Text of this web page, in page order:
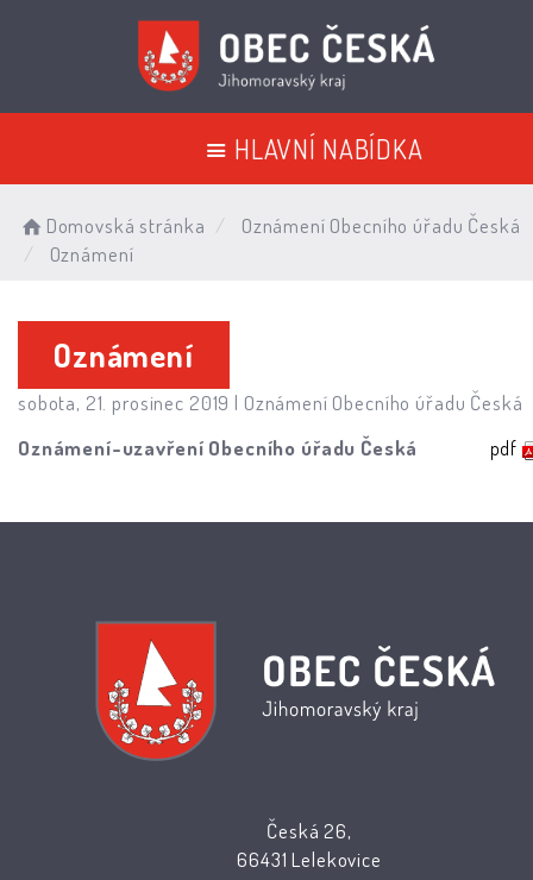
HLAVNÍ NABÍDKA
Domovská stránka
Oznámení Obecního úřadu Česká
Oznámení
Oznámení
sobota, 21. prosinec 2019 | Oznámení Obecního úřadu Česká
Oznámení-uzavření Obecního úřadu Česká
pdf
Česká 26,
66431 Lelekovice